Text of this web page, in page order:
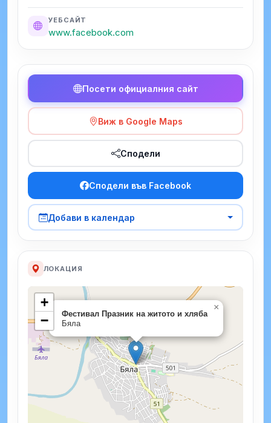
УЕБСАЙТ
www.facebook.com
Посети официалния сайт
Виж в Google Maps
Сподели
Сподели във Facebook
Добави в календар
ЛОКАЦИЯ
Фестивал Празник на житото и хляба
Бяла
×
+
−